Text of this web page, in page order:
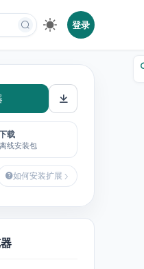
登录
载
线安装包
如何安装扩展